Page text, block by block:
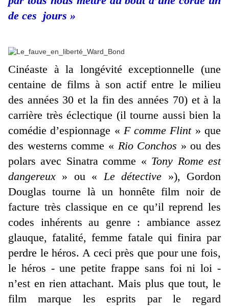
de ces jours »
Cinéaste à la longévité exceptionnelle (une
centaine de films à son actif entre le milieu
des années 30 et la fin des années 70) et à la
carrière très éclectique (il tourne aussi bien la
comédie d’espionnage « F comme Flint» que
des westerns comme « Rio Conchos » ou des
polars avec Sinatra comme « Tony Rome est
dangereux » ou «Le détective »), Gordon
Douglas tourne là un honnête film noir de
facture très classique en ce qu’il reprend les
codes inhérents au genre : ambiance assez
glauque, fatalité, femme fatale qui finira par
perdre le héros. A ceci près que pour une fois,
le héros - une petite frappe sans foi ni loi -
n’est en rien attachant. Mais plus que tout, le
film marque les esprits par le regard